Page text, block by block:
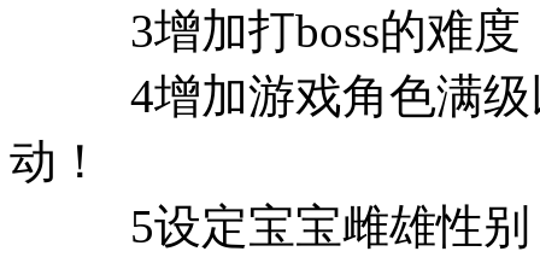
3增加打boss的难度
4增加游戏角色满级
动！
5设定宝宝雌雄性别